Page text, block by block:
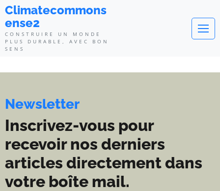
Climatecommonsense2 -
Climatecommons
ense2
CONSTRUIRE UN MONDE
PLUS DURABLE, AVEC BON
SENS
Newsletter
Inscrivez-vous pour
recevoir nos derniers
articles directement dans
votre boîte mail.